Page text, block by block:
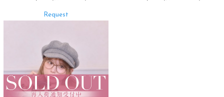
Request